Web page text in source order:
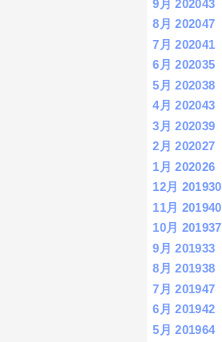
9月 202043
8月 202047
7月 202041
6月 202035
5月 202038
4月 202043
3月 202039
2月 202027
1月 202026
12月 201930
11月 201940
10月 201937
9月 201933
8月 201938
7月 201947
6月 201942
5月 201964